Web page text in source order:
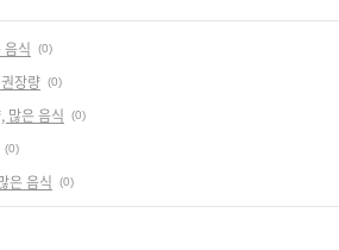
음식 (0)
장량 (0)
많은 음식 (0)
(0)
은 음식 (0)